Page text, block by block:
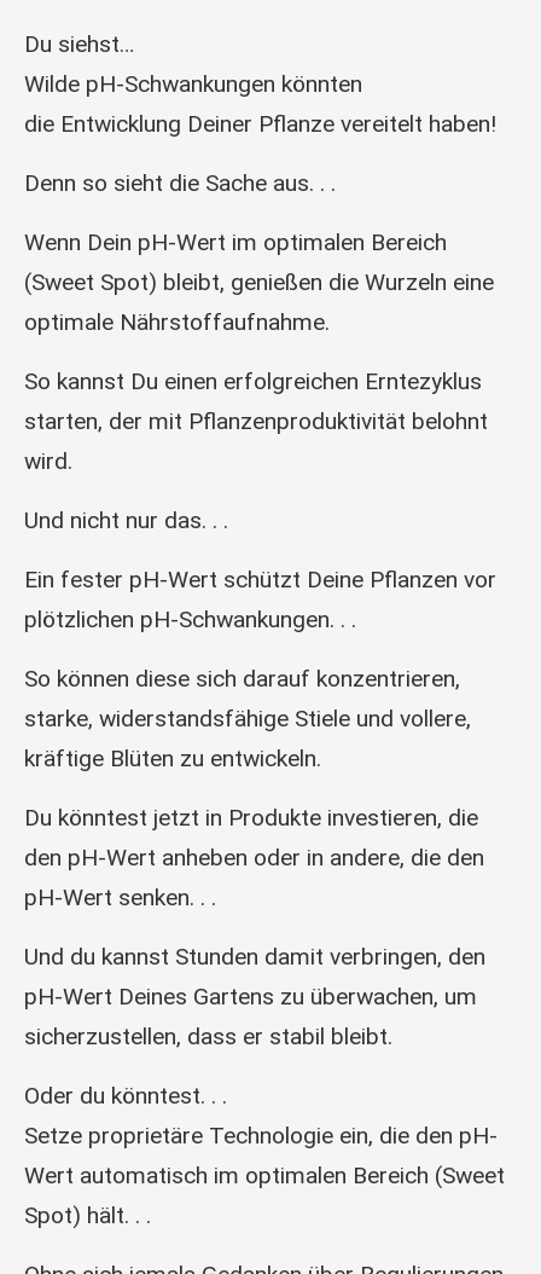
Du siehst…
Wilde pH-Schwankungen könnten
die Entwicklung Deiner Pflanze vereitelt haben!
Denn so sieht die Sache aus. . .
Wenn Dein pH-Wert im optimalen Bereich
(Sweet Spot) bleibt, genießen die Wurzeln eine
optimale Nährstoffaufnahme.
So kannst Du einen erfolgreichen Erntezyklus
starten, der mit Pflanzenproduktivität belohnt
wird.
Und nicht nur das. . .
Ein fester pH-Wert schützt Deine Pflanzen vor
plötzlichen pH-Schwankungen. . .
So können diese sich darauf konzentrieren,
starke, widerstandsfähige Stiele und vollere,
kräftige Blüten zu entwickeln.
Du könntest jetzt in Produkte investieren, die
den pH-Wert anheben oder in andere, die den
pH-Wert senken. . .
Und du kannst Stunden damit verbringen, den
pH-Wert Deines Gartens zu überwachen, um
sicherzustellen, dass er stabil bleibt.
Oder du könntest. . .
Setze proprietäre Technologie ein, die den pH-
Wert automatisch im optimalen Bereich (Sweet
Spot) hält. . .